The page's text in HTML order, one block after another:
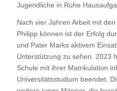
Jugendliche in Ruhe
Nach vier Jahren Arbeit mit
Philipp können ist der Erfolg
und Pater Marks aktivem
Unterstützung zu sehen. 2023
Schule mit ihrer Matrikulation
Universitätsstudium beendet.